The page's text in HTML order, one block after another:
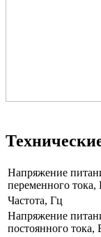
Напряжение
переменного тока,
Частота, Гц
Напряжение
постоянного тока,